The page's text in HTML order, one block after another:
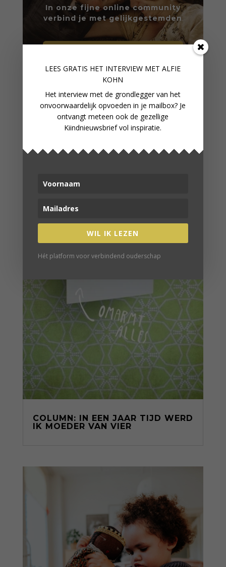
In onze fijne online community
verbind je met gelijkgestemden
VERDER LEZEN
COLUMN: IN EEN JAAR TIJD WERD
IK MOEDER VAN VIER
LEES GRATIS HET INTERVIEW MET ALFIE
KOHN
Het interview met de grondlegger van het
onvoorwaardelijk opvoeden in je mailbox? Je
ontvangt meteen ook de gezellige
Kiindnieuwsbrief vol inspiratie.
WIL IK LEZEN
Hét platform voor verbindend ouderschap